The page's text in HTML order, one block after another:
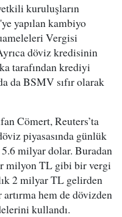
kuruluşların
yapılan kambiyo
Vergisi
döviz kredisinin
tarafından krediyi
da BSMV sıfır olarak
Cömert, Reuters’ta
piyasasında günlük
milyar dolar. Buradan
milyon TL gibi bir vergi
2 milyar TL gelirden
hem de dövizden
kullandı.